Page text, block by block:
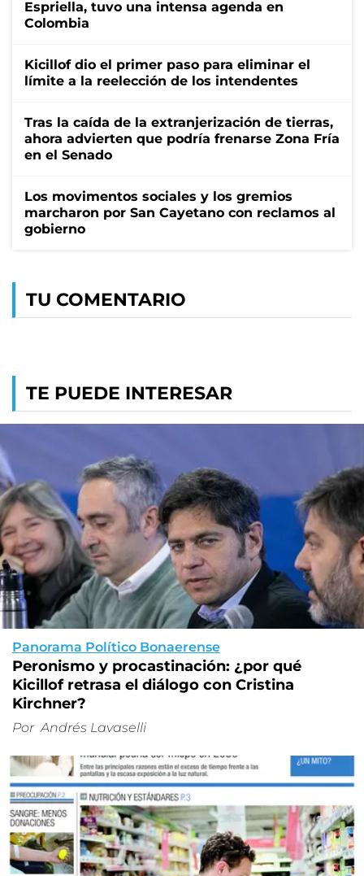
Espriella, tuvo una intensa agenda en
Colombia
Kicillof dio el primer paso para eliminar el
límite a la reelección de los intendentes
Tras la caída de la extranjerización de tierras,
ahora advierten que podría frenarse Zona Fría
en el Senado
Los movimentos sociales y los gremios
marcharon por San Cayetano con reclamos al
gobierno
TU COMENTARIO
TE PUEDE INTERESAR
Panorama Político Bonaerense
Peronismo y procastinación: ¿por qué
Kicillof retrasa el diálogo con Cristina
Kirchner?
Por Andrés Lavaselli